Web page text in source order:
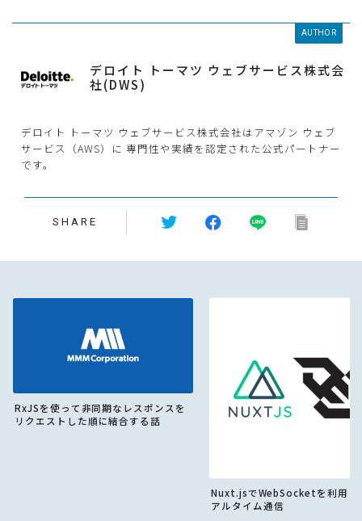
AUTHOR
デロイト トーマツ ウェブサービス株式会
社(DWS)
デロイト トーマツ ウェブサービス株式会社はアマゾン ウェブ
サービス（AWS）に 専門性や実績を認定された公式パートナー
です。
SHARE
RxJSを使って非同期なレスポンスを
リクエストした順に結合する話
Nuxt.jsでWebSocketを利用し
アルタイム通信